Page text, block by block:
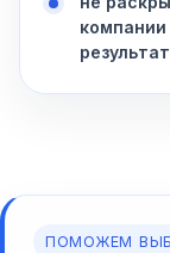
ПОМОЖЕМ